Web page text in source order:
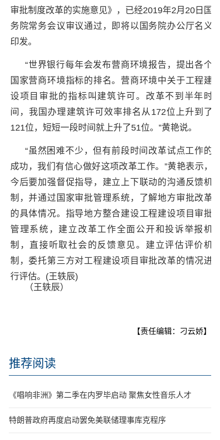
审批制度改革的实施意见》，已经2019年2月20日国
务院常务会议审议通过，即将以国务院办公厅名义
印发。
“世界银行每年会发布营商环境报告，提出各个
国家营商环境指标的排名。营商环境中关于工程建
设项目审批的指标叫建筑许可。改革不到半年时
间，我国办理建筑许可效率排名从172位上升到了
121位，短短一段时间就上升了51位。”黄艳说。
“虽然困难不少，但有前段时间改革试点工作的
成功，我们有信心做好这项改革工作。”黄艳表示，
今后要加强督促指导，建立上下联动的沟通反馈机
制，并通过国家审批管理系统，了解地方审批改革
的具体情况。指导地方整合建设工程建设项目审批
管理系统，建立改革工作全面公开和投诉举报机
制，直接听取社会的反馈意见。建立评估评价机
制，委托第三方对工程建设项目审批改革的情况进
行评估。(王轶辰)
（王轶辰）
【责任编辑：刁云娇】
推荐阅读
《唱响非洲》第二季在内罗毕启动 聚焦女性音乐人才
特朗普政府再度启动罢免美联储理事库克程序